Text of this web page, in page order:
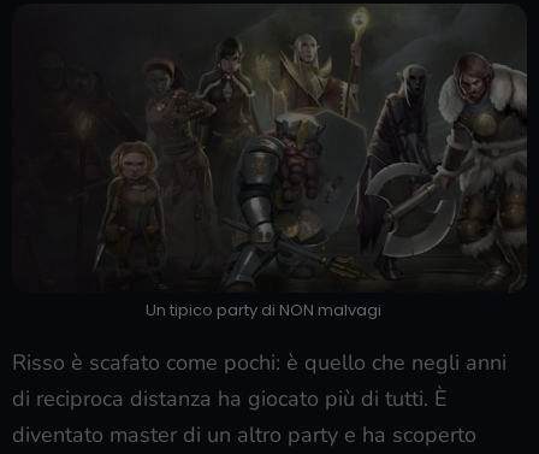
Un tipico party di NON malvagi
Risso è scafato come pochi: è quello che negli anni
di reciproca distanza ha giocato più di tutti. È
diventato master di un altro party e ha scoperto